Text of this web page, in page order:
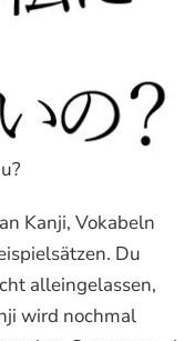
Kanji, Vokabeln
Du
alleingelassen,
wird nochmal